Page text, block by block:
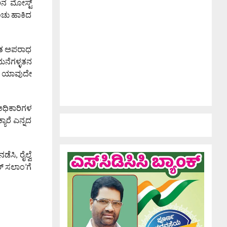
ಮೋಸ್ಟ್
ಹಾಕಿದ
ಅಪರಾಧ
ಎನ್ನದ
ರೈಲ್ವೆ